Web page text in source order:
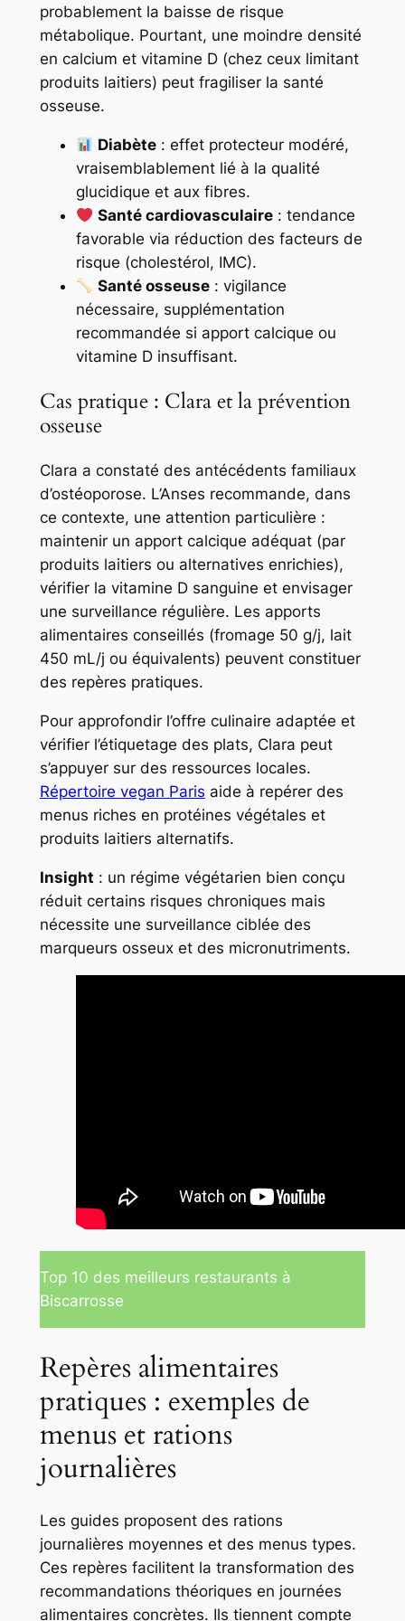
probablement la baisse de risque
métabolique. Pourtant, une moindre densité
en calcium et vitamine D (chez ceux limitant
produits laitiers) peut fragiliser la santé
osseuse.
Diabète: effet protecteur modéré,
vraisemblablement lié à la qualité
glucidique et aux fibres.
Santé cardiovasculaire: tendance
favorable via réduction des facteurs de
risque (cholestérol, IMC).
Santé osseuse: vigilance
nécessaire, supplémentation
recommandée si apport calcique ou
vitamine D insuffisant.
Cas pratique : Clara et la prévention
osseuse
Clara a constaté des antécédents familiaux
d’ostéoporose. L’Anses recommande, dans
ce contexte, une attention particulière :
maintenir un apport calcique adéquat (par
produits laitiers ou alternatives enrichies),
vérifier la vitamine D sanguine et envisager
une surveillance régulière. Les apports
alimentaires conseillés (fromage 50 g/j, lait
450 mL/j ou équivalents) peuvent constituer
des repères pratiques.
Pour approfondir l’offre culinaire adaptée et
vérifier l’étiquetage des plats, Clara peut
s’appuyer sur des ressources locales.
Répertoire vegan Paris aide à repérer des
menus riches en protéines végétales et
produits laitiers alternatifs.
Insight : un régime végétarien bien conçu
réduit certains risques chroniques mais
nécessite une surveillance ciblée des
marqueurs osseux et des micronutriments.
Top 10 des meilleurs restaurants à
Biscarrosse
Repères alimentaires
pratiques : exemples de
menus et rations
journalières
Les guides proposent des rations
journalières moyennes et des menus types.
Ces repères facilitent la transformation des
recommandations théoriques en journées
alimentaires concrètes. Ils tiennent compte